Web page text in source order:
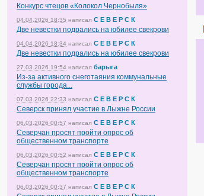
Конкурс чтецов «Колокол Чернобыля»
04.04.2026 18:35 написал С Е В Е Р С К
Две невестки подрались на юбилее свекрови
04.04.2026 18:34 написал С Е В Е Р С К
Две невестки подрались на юбилее свекрови
27.03.2026 19:54 написал барыга
Из-за активного снеготаяния коммунальные
службы города...
07.03.2026 22:33 написал С Е В Е Р С К
Северск принял участие в Лыжне России
06.03.2026 00:57 написал С Е В Е Р С К
Северчан просят пройти опрос об
общественном транспорте
06.03.2026 00:52 написал С Е В Е Р С К
Северчан просят пройти опрос об
общественном транспорте
06.03.2026 00:37 написал С Е В Е Р С К